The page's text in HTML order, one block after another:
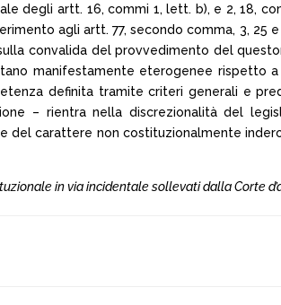
degli artt. 16, commi 1, lett. b), e 2, 18,
agli artt. 77, secondo comma, 3, 25
convalida del provvedimento del
manifestamente eterogenee
definita tramite criteri generali e
– rientra nella discrezionalità del
del carattere non costituzionalmente
in via incidentale sollevati dalla Corte